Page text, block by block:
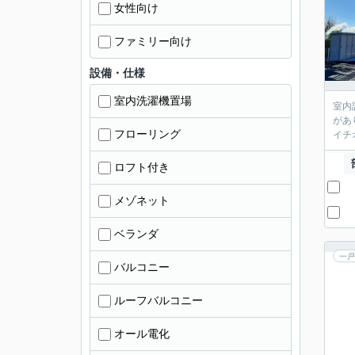
室内
があ
イチ
一
女性向け
ファミリー向け
設備・仕様
室内洗濯機置場
フローリング
ロフト付き
メゾネット
ベランダ
バルコニー
ルーフバルコニー
オール電化